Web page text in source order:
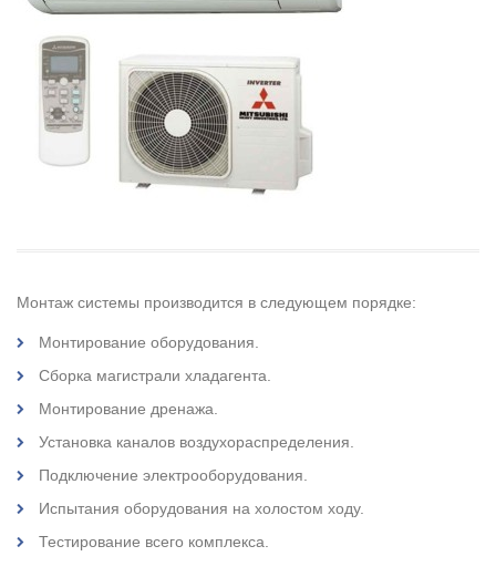
Монтаж системы производится в следующем порядке:
Монтирование оборудования.
Сборка магистрали хладагента.
Монтирование дренажа.
Установка каналов воздухораспределения.
Подключение электрооборудования.
Испытания оборудования на холостом ходу.
Тестирование всего комплекса.